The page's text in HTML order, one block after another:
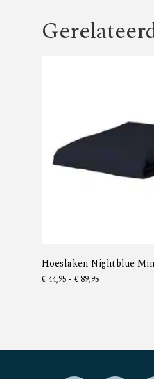
Hoeslaken Nightblue
€44,95 - € 89,95